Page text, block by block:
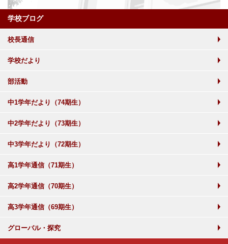
学校ブログ
校長通信
学校だより
部活動
中1学年だより（74期生）
中2学年だより（73期生）
中3学年だより（72期生）
高1学年通信（71期生）
高2学年通信（70期生）
高3学年通信（69期生）
グローバル・探究